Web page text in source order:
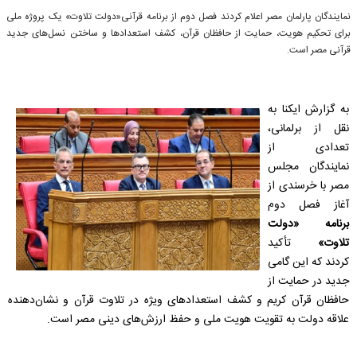
نمایندگان پارلمان مصر اعلام کردند فصل دوم از برنامه قرآنی«دولت تلاوت» یک پروژه ملی
برای تحکیم هویت، حمایت از حافظان قرآن، کشف استعدادها و ساختن نسل‌های جدید
قرآنی مصر است.
به گزارش ایکنا به
نقل از برلمانی،
تعدادی از
نمایندگان مجلس
مصر با خرسندی از
آغاز فصل دوم
برنامه «دولت
تلاوت» تأکید
کردند که این گامی
جدید در حمایت از
حافظان قرآن کریم و کشف استعدادهای ویژه در تلاوت قرآن و نشان‌دهنده
علاقه دولت به تقویت هویت ملی و حفظ ارزش‌های دینی مصر است.